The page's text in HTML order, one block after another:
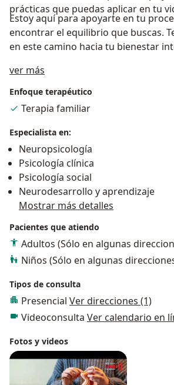
prácticas que puedas aplicar en tu
Estoy aquí para apoyarte en tu
encontrar el equilibrio que buscas.
en este camino hacia tu bienestar
ver más
Enfoque terapéutico
Terapia familiar
Especialista en:
Neuropsicología
Psicología clínica
Psicología social
Neurodesarrollo y aprendizaje
Mostrar más detalles
Pacientes que atiendo
Adultos (Sólo en algunas
Niños (Sólo en algunas
Tipos de consulta
Presencial Ver direcciones (1)
Videoconsulta Ver calendario en
Fotos y videos